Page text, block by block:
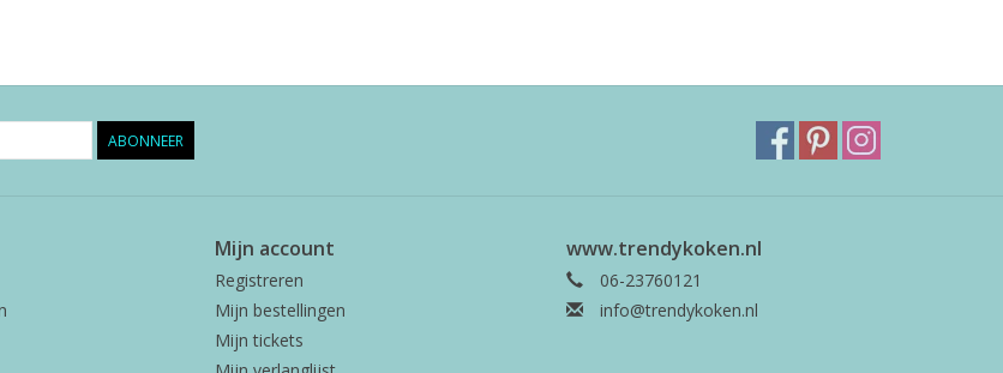
ABONNEER
Mijn account
Registreren
Mijn bestellingen
Mijn tickets
www.trendykoken.nl
06-23760121
info@trendykoken.nl